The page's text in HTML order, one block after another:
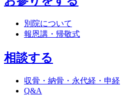
別院について
報恩講・帰敬式
相談する
収骨・納骨・永代経・申経
Q&A